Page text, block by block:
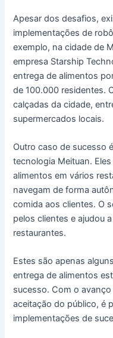
Apesar dos desafios,
implementações de
exemplo, na cidade de
empresa Starship
entrega de alimentos
de 100.000 residentes.
calçadas da cidade,
supermercados locais.
Outro caso de sucesso
tecnologia Meituan.
alimentos em vários
navegam de forma
comida aos clientes. O
pelos clientes e ajudou
restaurantes.
Estes são apenas
entrega de alimentos
sucesso. Com o
aceitação do público, é
implementações de